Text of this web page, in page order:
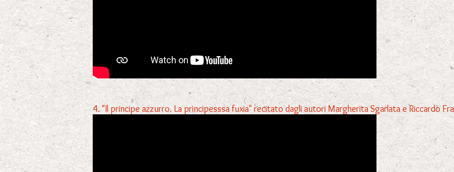
4. "Il principe azzurro. La principesssa fuxia" recitato dagli autori Margherita Sgarlata e Riccardo